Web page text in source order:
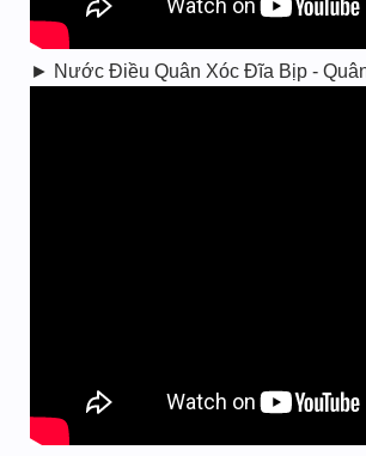
► Nước Điều Quân Xóc Đĩa Bịp -